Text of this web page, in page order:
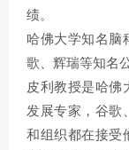
绩。
哈佛大学知名脑
歌、辉瑞等知名
皮利教授是哈佛
发展专家，谷歌
和组织都在接受